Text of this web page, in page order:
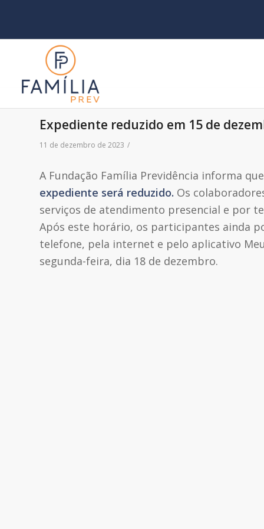
Expediente reduzido em 15 de
11 de dezembro de 2023 /
A Fundação Família Previdência informa
expediente será reduzido. Os
serviços de atendimento presencial e por
Após este horário, os participantes ainda
telefone, pela internet e pelo aplicativo
segunda-feira, dia 18 de dezembro.